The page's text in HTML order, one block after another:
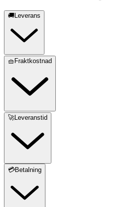
🚚Leverans
🧺Fraktkostnad
🚀Leveranstid
💳Betalning